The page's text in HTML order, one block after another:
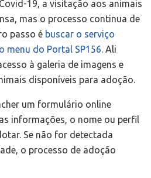
19, a visitação aos animais
mas o processo continua de
passo é buscar o serviço
menu do Portal SP156. Ali
à galeria de imagens e
disponíveis para adoção.
um formulário online
informações, o nome ou perfil
Se não for detectada
o processo de adoção